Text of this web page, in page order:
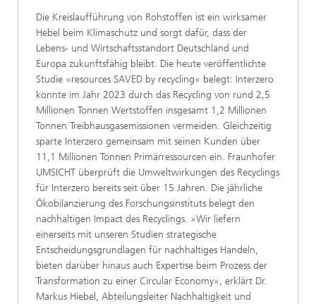
Die Kreislaufführung von Rohstoffen ist ein wirksamer
Hebel beim Klimaschutz und sorgt dafür, dass der
Lebens- und Wirtschaftsstandort Deutschland und
Europa zukunftsfähig bleibt. Die heute veröffentlichte
Studie »resources SAVED by recycling« belegt: Interzero
konnte im Jahr 2023 durch das Recycling von rund 2,5
Millionen Tonnen Wertstoffen insgesamt 1,2 Millionen
Tonnen Treibhausgasemissionen vermeiden. Gleichzeitig
sparte Interzero gemeinsam mit seinen Kunden über
11,1 Millionen Tonnen Primärressourcen ein. Fraunhofer
UMSICHT überprüft die Umweltwirkungen des Recyclings
für Interzero bereits seit über 15 Jahren. Die jährliche
Ökobilanzierung des Forschungsinstituts belegt den
nachhaltigen Impact des Recyclings. »Wir liefern
einerseits mit unseren Studien strategische
Entscheidungsgrundlagen für nachhaltiges Handeln,
bieten darüber hinaus auch Expertise beim Prozess der
Transformation zu einer Circular Economy«, erklärt Dr.
Markus Hiebel, Abteilungsleiter Nachhaltigkeit und